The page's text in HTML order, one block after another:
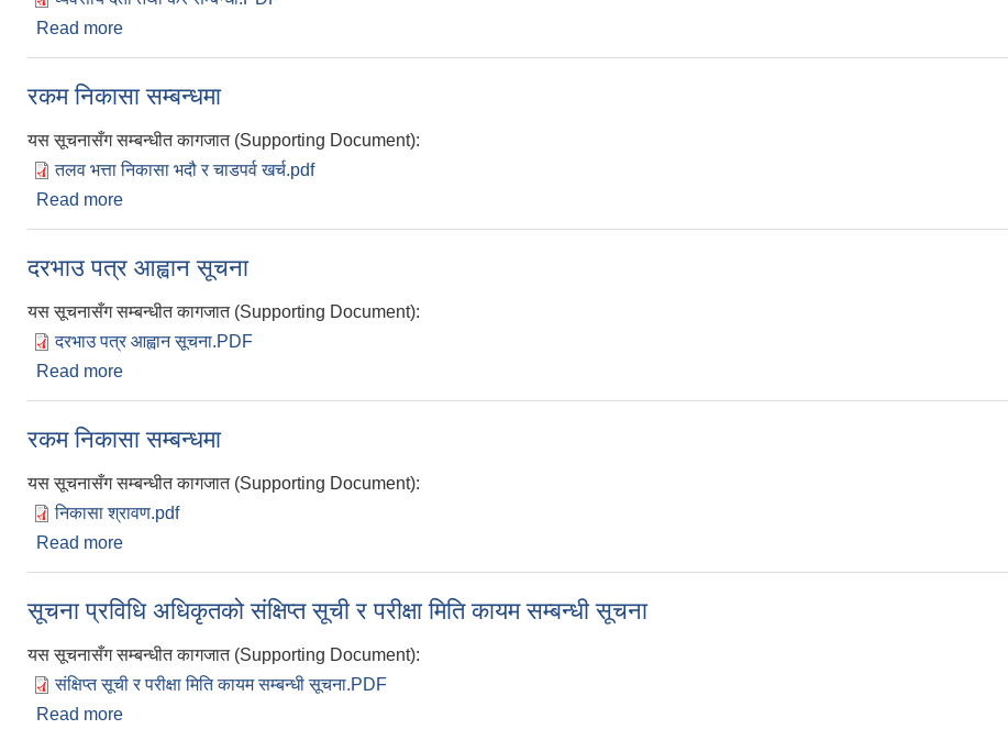
Read more
रकम निकासा सम्बन्धमा
यस सूचनासँग सम्बन्धीत कागजात (Supporting Document):
तलव भत्ता निकासा भदौ र चाडपर्व खर्च.pdf
Read more
दरभाउ पत्र आह्वान सूचना
यस सूचनासँग सम्बन्धीत कागजात (Supporting Document):
दरभाउ पत्र आह्वान सूचना.PDF
Read more
रकम निकासा सम्बन्धमा
यस सूचनासँग सम्बन्धीत कागजात (Supporting Document):
निकासा श्रावण.pdf
Read more
सूचना प्रविधि अधिकृतको संक्षिप्त सूची र परीक्षा मिति कायम सम्बन्धी सूचना
यस सूचनासँग सम्बन्धीत कागजात (Supporting Document):
संक्षिप्त सूची र परीक्षा मिति कायम सम्बन्धी सूचना.PDF
Read more